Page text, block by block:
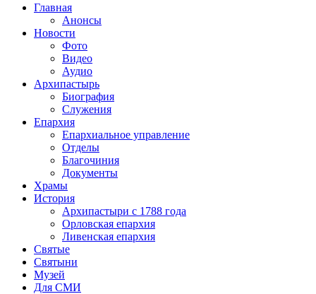
Главная
Анонсы
Новости
Фото
Видео
Аудио
Архипастырь
Биография
Служения
Епархия
Епархиальное управление
Отделы
Благочиния
Документы
Храмы
История
Архипастыри с 1788 года
Орловская епархия
Ливенская епархия
Святые
Святыни
Музей
Для СМИ